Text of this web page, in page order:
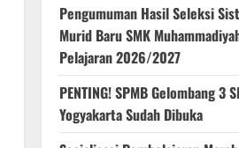
Pengumuman Hasil Seleksi
Murid Baru SMK
Pelajaran 2026/2027
PENTING! SPMB Gelombang 3
Yogyakarta Sudah Dibuka